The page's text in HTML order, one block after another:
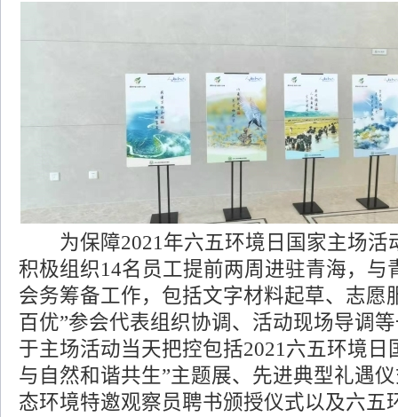
为保障2021年六五环境日国家主场活
积极组织14名员工提前两周进驻青海，与
会务筹备工作，包括文字材料起草、志愿
百优”参会代表组织协调、活动现场导调
于主场活动当天把控包括2021六五环境日
与自然和谐共生”主题展、先进典型礼遇
态环境特邀观察员聘书颁授仪式以及六五